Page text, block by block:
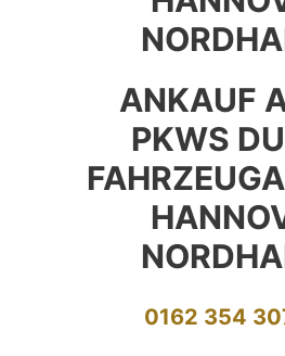
ANKAUF
PKWS
0162 354